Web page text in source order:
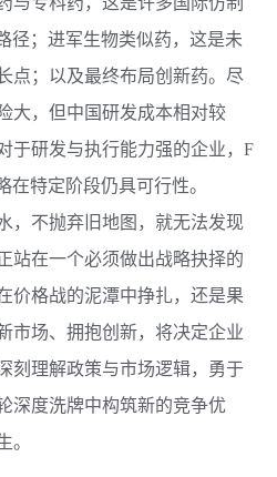
径；进军生物类似药 ，这是未
点；以及最终布局创新药。尽
大，但中国研发成本相对较
于研发与执行能力强的企业，F
在特定阶段仍具可行性。
，不抛弃旧地图，就无法发现
站在一个必须做出战略抉择的
价格战的泥潭中挣扎，还是果
市场、拥抱创新，将决定企业
刻理解政策与市场逻辑，勇于
深度洗牌中构筑新的竞争优
。